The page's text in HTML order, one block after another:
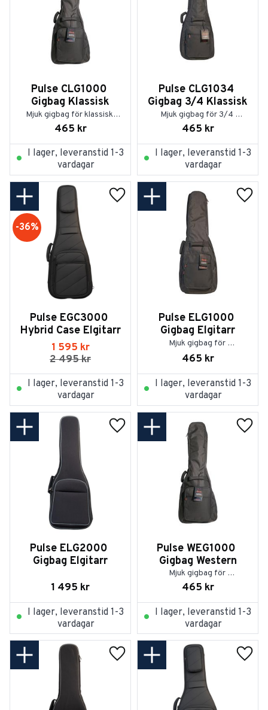
Pulse CLG1000
Gigbag Klassisk
Mjuk gigbag för klassisk
gitarr
465 kr
I lager, leveranstid 1-3
vardagar
Pulse CLG1034
Gigbag 3/4 Klassisk
Mjuk gigbag för 3/4
klassisk gitarr
465 kr
I lager, leveranstid 1-3
vardagar
Pulse EGC3000
Hybrid Case Elgitarr
1 595 kr
2 495kr
36%
Lägg till i favoriter
I lager, leveranstid 1-3
vardagar
Pulse ELG1000
Gigbag Elgitarr
Mjuk gigbag för
westerngitarr
465 kr
I lager, leveranstid 1-3
vardagar
Pulse ELG2000
Gigbag Elgitarr
1 495 kr
Lägg till i favoriter
I lager, leveranstid 1-3
vardagar
Pulse WEG1000
Gigbag Western
Mjuk gigbag för
westerngitarr
465 kr
I lager, leveranstid 1-3
vardagar
Lägg till i favoriter